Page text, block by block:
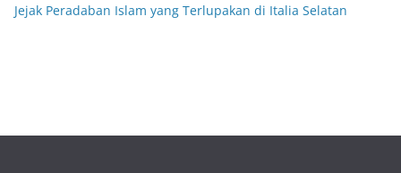
Jejak Peradaban Islam yang Terlupakan di Italia Selatan